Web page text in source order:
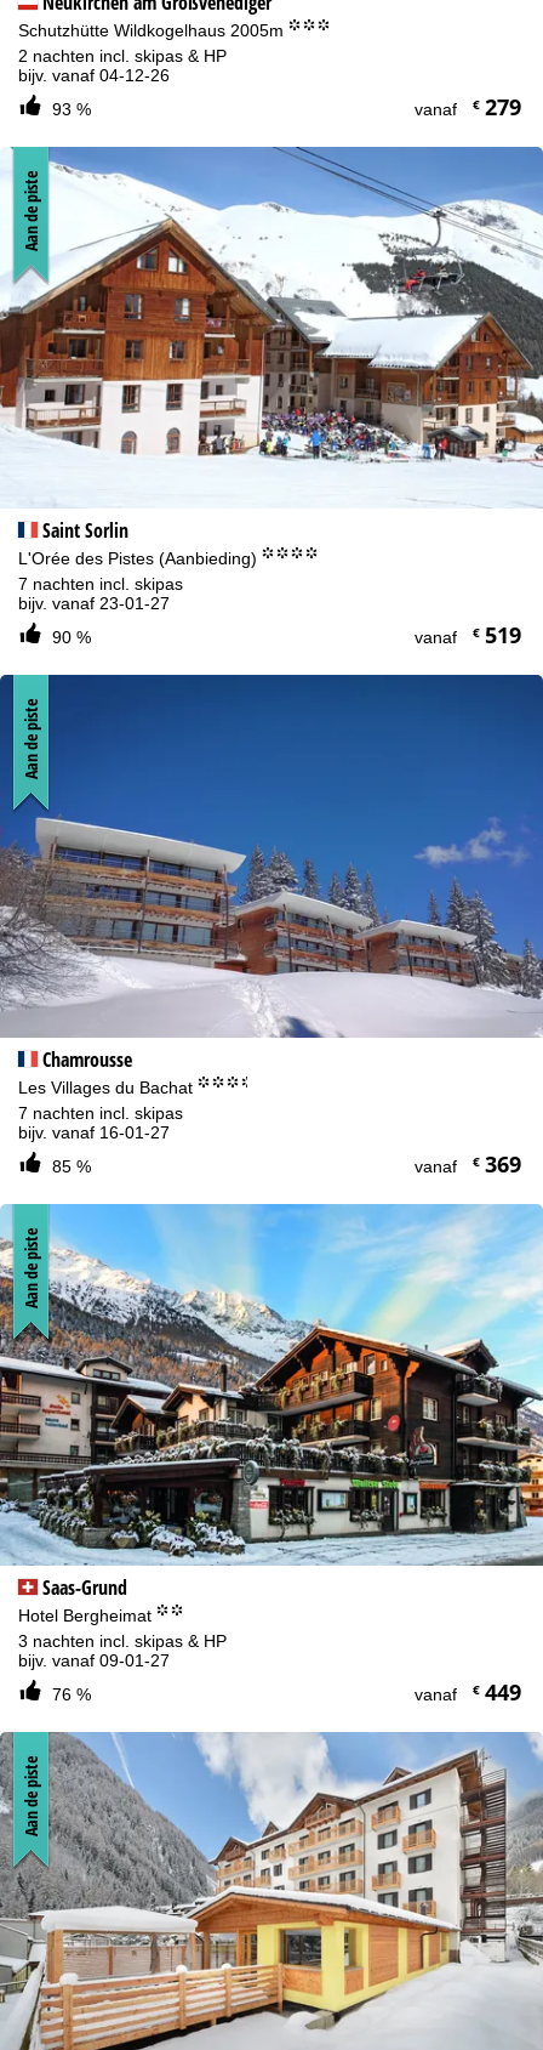
Schutzhütte Wildkogelhaus 2005m °°°
2 nachten incl. skipas & HP
bijv. vanaf 04-12-26
93 %
vanaf €279
Saint Sorlin
L'Orée des Pistes (Aanbieding) °°°°
7 nachten incl. skipas
bijv. vanaf 23-01-27
90 %
vanaf €519
Aan de piste
Chamrousse
Les Villages du Bachat °°°.
7 nachten incl. skipas
bijv. vanaf 16-01-27
85 %
vanaf €369
Aan de piste
Saas-Grund
Hotel Bergheimat °°
3 nachten incl. skipas & HP
bijv. vanaf 09-01-27
76 %
vanaf €449
Aan de piste
Aan de piste